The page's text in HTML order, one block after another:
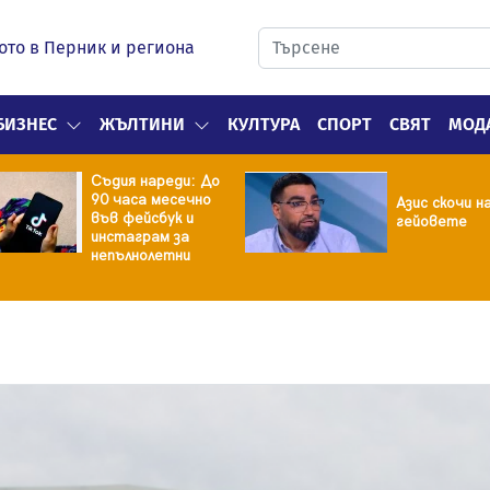
в Перник и региона
ЖЪЛТИНИ КУЛТУРА СПОРТ СВЯТ
Съдия нареди: До
90 часа месечно
във фейсбук и
инстаграм за
непълнолетни
Азис скочи
гейовете